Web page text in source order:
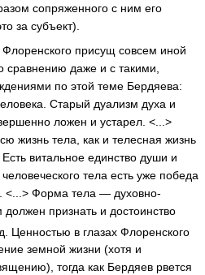
сопряженного с ним его
за субъект).
присущ совсем иной
сравнению даже и с такими,
по этой теме Бердяева:
Старый дуализм духа и
ложен и устарел. <...>
жизнь тела, как и телесная жизнь
витальное единство души и
тела есть уже победа
<...> Форма тела — духовно-
признать и достоинство
Ценностью в глазах Флоренского
земной жизни (хотя и
тогда как Бердяев рвется